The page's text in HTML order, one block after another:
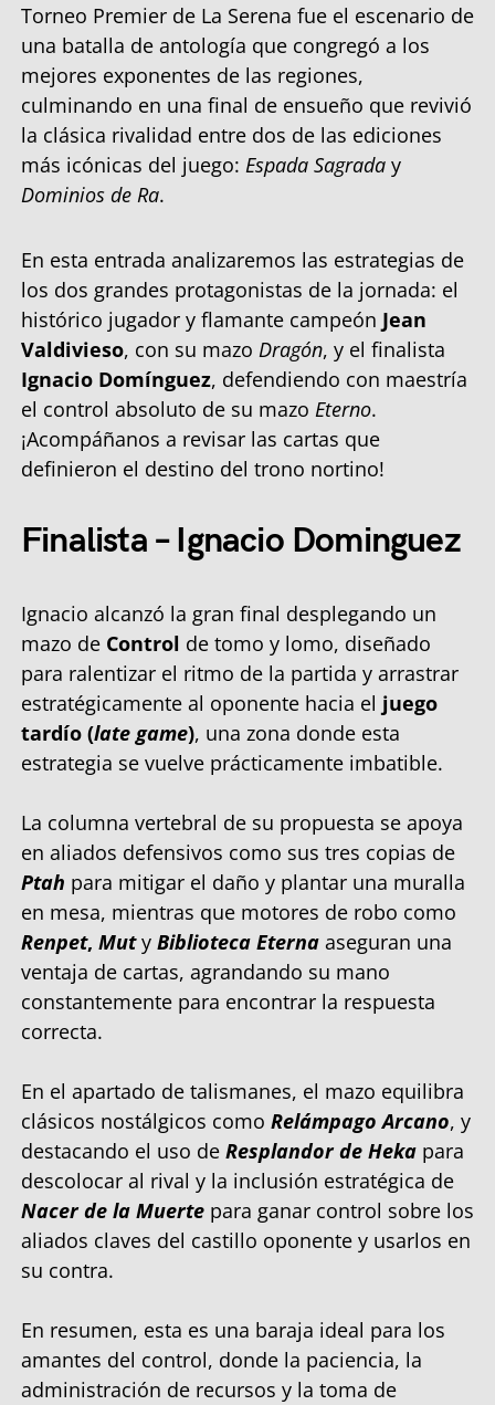
Torneo Premier de La Serena fue el escenario de
una batalla de antología que congregó a los
mejores exponentes de las regiones,
culminando en una final de ensueño que revivió
la clásica rivalidad entre dos de las ediciones
más icónicas del juego: Espada Sagrada y
Dominios de Ra.
En esta entrada analizaremos las estrategias de
los dos grandes protagonistas de la jornada: el
histórico jugador y flamante campeón Jean
Valdivieso, con su mazo Dragón, y el finalista
Ignacio Domínguez, defendiendo con maestría
el control absoluto de su mazo Eterno.
¡Acompáñanos a revisar las cartas que
definieron el destino del trono nortino!
Finalista – Ignacio Dominguez
Ignacio alcanzó la gran final desplegando un
mazo de Control de tomo y lomo, diseñado
para ralentizar el ritmo de la partida y arrastrar
estratégicamente al oponente hacia el juego
tardío (late game), una zona donde esta
estrategia se vuelve prácticamente imbatible.
La columna vertebral de su propuesta se apoya
en aliados defensivos como sus tres copias de
Ptah para mitigar el daño y plantar una muralla
en mesa, mientras que motores de robo como
Renpet, Mut y Biblioteca Eterna aseguran una
ventaja de cartas, agrandando su mano
constantemente para encontrar la respuesta
correcta.
En el apartado de talismanes, el mazo equilibra
clásicos nostálgicos como Relámpago Arcano, y
destacando el uso de Resplandor de Heka para
descolocar al rival y la inclusión estratégica de
Nacer de la Muerte para ganar control sobre los
aliados claves del castillo oponente y usarlos en
su contra.
En resumen, esta es una baraja ideal para los
amantes del control, donde la paciencia, la
administración de recursos y la toma de